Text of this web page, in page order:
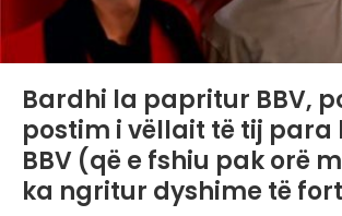
Bardhi la papritur BBV,
postim i vëllait të tij para
BBV (që e fshiu pak orë
ka ngritur dyshime të